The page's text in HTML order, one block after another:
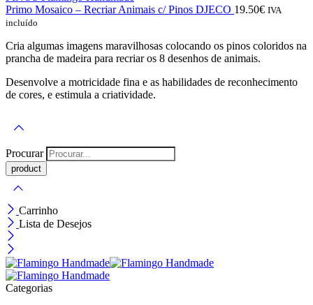
Primo Mosaico – Recriar Animais c/ Pinos DJECO 19.50€ IVA
incluído
Cria algumas imagens maravilhosas colocando os pinos coloridos na
prancha de madeira para recriar os 8 desenhos de animais.
Desenvolve a motricidade fina e as habilidades de reconhecimento
de cores, e estimula a criatividade.
Procurar
Carrinho
Lista de Desejos
Categorias